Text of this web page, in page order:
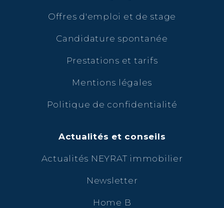
Offres d'emploi et de stage
Candidature spontanée
Prestations et tarifs
Mentions légales
Politique de confidentialité
Actualités et conseils
Actualités NEYRAT immobilier
Newsletter
Home B